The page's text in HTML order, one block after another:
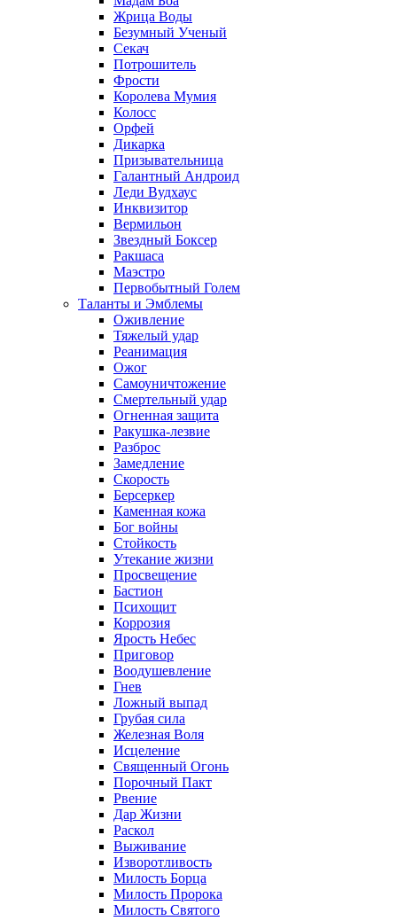
Жрица Воды
Безумный Ученый
Секач
Потрошитель
Фрости
Королева Мумия
Колосс
Орфей
Дикарка
Призывательница
Галантный Андроид
Леди Вудхаус
Инквизитор
Вермильон
Звездный Боксер
Ракшаса
Маэстро
Первобытный Голем
Таланты и Эмблемы
Оживление
Тяжелый удар
Реанимация
Ожог
Самоуничтожение
Смертельный удар
Огненная защита
Ракушка-лезвие
Разброс
Замедление
Скорость
Берсеркер
Каменная кожа
Бог войны
Стойкость
Утекание жизни
Просвещение
Бастион
Психощит
Коррозия
Ярость Небес
Приговор
Воодушевление
Гнев
Ложный выпад
Грубая сила
Железная Воля
Исцеление
Священный Огонь
Порочный Пакт
Рвение
Дар Жизни
Раскол
Выживание
Изворотливость
Милость Борца
Милость Пророка
Милость Святого